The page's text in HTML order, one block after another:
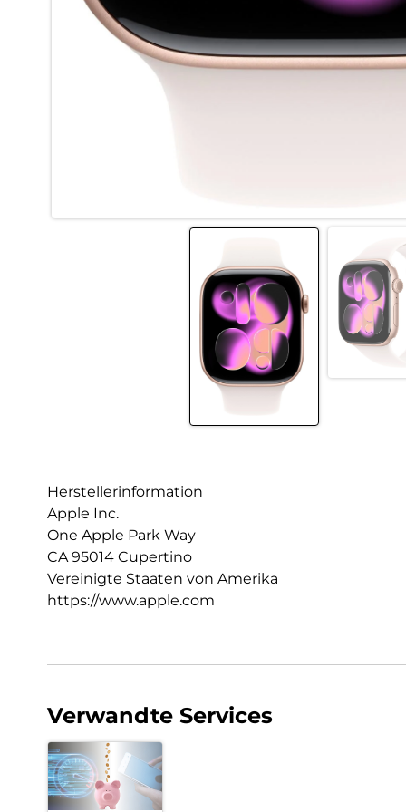
Herstellerinformation
Apple Inc.
One Apple Park Way
CA 95014 Cupertino
Vereinigte Staaten von Amerika
https://www.apple.com
Verwandte Services